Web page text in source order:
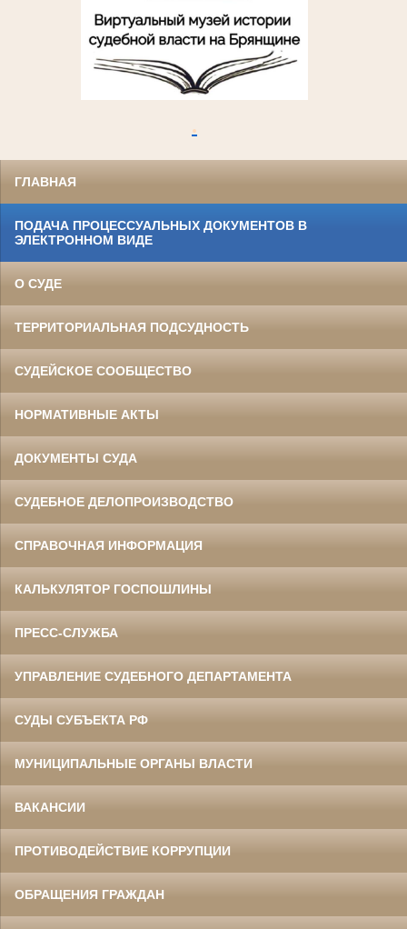
.
ГЛАВНАЯ
ПОДАЧА ПРОЦЕССУАЛЬНЫХ ДОКУМЕНТОВ В
ЭЛЕКТРОННОМ ВИДЕ
О СУДЕ
ТЕРРИТОРИАЛЬНАЯ ПОДСУДНОСТЬ
СУДЕЙСКОЕ СООБЩЕСТВО
НОРМАТИВНЫЕ АКТЫ
ДОКУМЕНТЫ СУДА
СУДЕБНОЕ ДЕЛОПРОИЗВОДСТВО
СПРАВОЧНАЯ ИНФОРМАЦИЯ
КАЛЬКУЛЯТОР ГОСПОШЛИНЫ
ПРЕСС-СЛУЖБА
УПРАВЛЕНИЕ СУДЕБНОГО ДЕПАРТАМЕНТА
СУДЫ СУБЪЕКТА РФ
МУНИЦИПАЛЬНЫЕ ОРГАНЫ ВЛАСТИ
ВАКАНСИИ
ПРОТИВОДЕЙСТВИЕ КОРРУПЦИИ
ОБРАЩЕНИЯ ГРАЖДАН